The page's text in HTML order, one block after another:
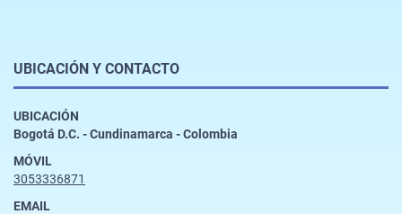
UBICACIÓN Y CONTACTO
UBICACIÓN
Bogotá D.C. - Cundinamarca - Colombia
MÓVIL
3053336871
EMAIL